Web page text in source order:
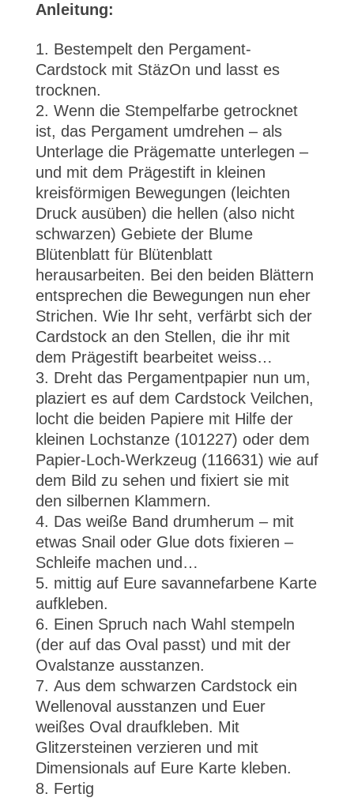
Anleitung:
Bestempelt den Pergament-
Cardstock mit StäzOn und lasst es
trocknen.
Wenn die Stempelfarbe getrocknet
ist, das Pergament umdrehen – als
Unterlage die Prägematte unterlegen –
und mit dem Prägestift in kleinen
kreisförmigen Bewegungen (leichten
Druck ausüben) die hellen (also nicht
schwarzen) Gebiete der Blume
Blütenblatt für Blütenblatt
herausarbeiten. Bei den beiden Blättern
entsprechen die Bewegungen nun eher
Strichen. Wie Ihr seht, verfärbt sich der
Cardstock an den Stellen, die ihr mit
dem Prägestift bearbeitet weiss…
Dreht das Pergamentpapier nun um,
plaziert es auf dem Cardstock Veilchen,
locht die beiden Papiere mit Hilfe der
kleinen Lochstanze (101227) oder dem
Papier-Loch-Werkzeug (116631) wie auf
dem Bild zu sehen und fixiert sie mit
den silbernen Klammern.
Das weiße Band drumherum – mit
etwas Snail oder Glue dots fixieren –
Schleife machen und…
mittig auf Eure savannefarbene Karte
aufkleben.
Einen Spruch nach Wahl stempeln
(der auf das Oval passt) und mit der
Ovalstanze ausstanzen.
Aus dem schwarzen Cardstock ein
Wellenoval ausstanzen und Euer
weißes Oval draufkleben. Mit
Glitzersteinen verzieren und mit
Dimensionals auf Eure Karte kleben.
Fertig